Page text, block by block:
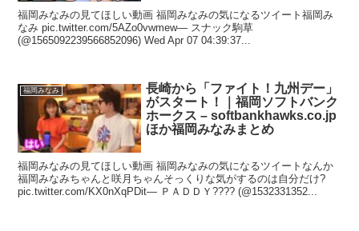
福岡みなみの見てほしい動画 福岡みなみの気になるツイート福岡み
なみ pic.twitter.com/5AZo0vwmew— スナック駒草
(@1565092239566852096) Wed Apr 07 04:39:37...
福岡みなみ
長崎から「ファイト！九州デー」
がスタート！｜福岡ソフトバンク
ホークス – softbankhawks.co.jp
ほか福岡みなみまとめ
福岡みなみの見てほしい動画 福岡みなみの気になるツイートなんか
福岡みなみちゃんと咲月ちゃんそっくりな気がするのは自分だけ?
pic.twitter.com/KX0nXqPDit— ＰＡＤＤＹ???? (@1532331352...